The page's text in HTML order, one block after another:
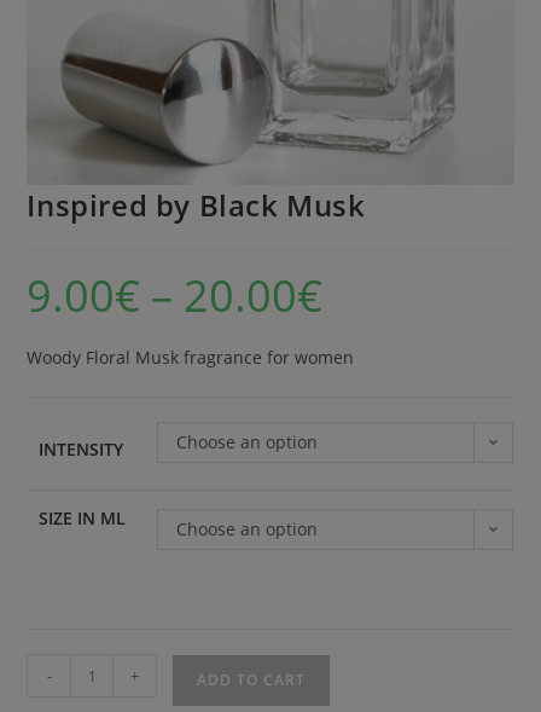
Inspired by Black Musk
9.00€ – 20.00€
Woody Floral Musk fragrance for women
INTENSITY Choose an option
SIZE IN ML Choose an option
- + ADD TO CART